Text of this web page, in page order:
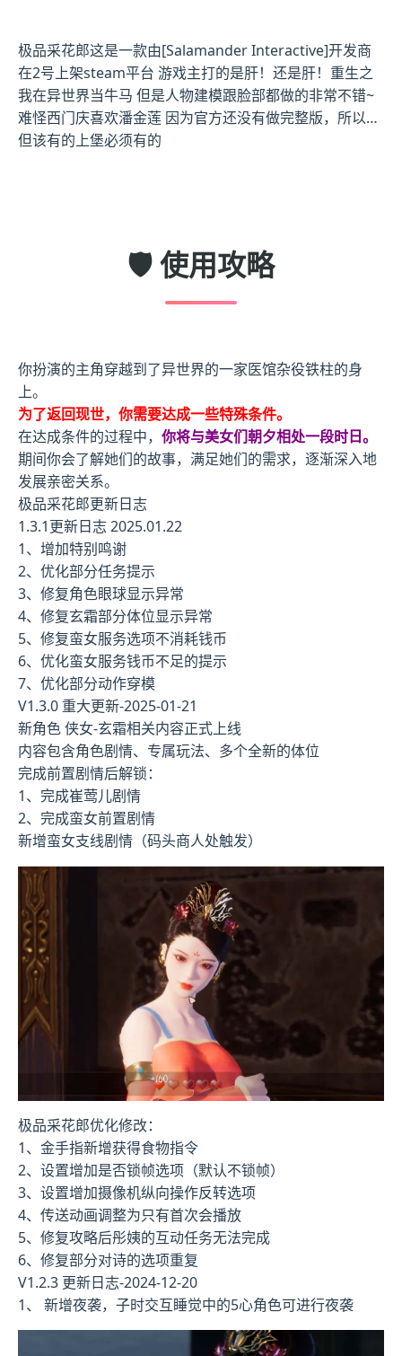
极品采花郎这是一款由[Salamander Interactive]开发商
在2号上架steam平台 游戏主打的是肝！还是肝！重生之
我在异世界当牛马 但是人物建模跟脸部都做的非常不错~
难怪西门庆喜欢潘金莲 因为官方还没有做完整版，所以…
但该有的上堡必须有的
🛡️ 使用攻略
你扮演的主角穿越到了异世界的一家医馆杂役铁柱的身
上。
为了返回现世，你需要达成一些特殊条件。
在达成条件的过程中， 你将与美女们朝夕相处一段时日。
期间你会了解她们的故事，满足她们的需求，逐渐深入地
发展亲密关系。
极品采花郎更新日志
1.3.1更新日志 2025.01.22
1、增加特别鸣谢
2、优化部分任务提示
3、修复角色眼球显示异常
4、修复玄霜部分体位显示异常
5、修复蛮女服务选项不消耗钱币
6、优化蛮女服务钱币不足的提示
7、优化部分动作穿模
V1.3.0 重大更新-2025-01-21
新角色 侠女-玄霜相关内容正式上线
内容包含角色剧情、专属玩法、多个全新的体位
完成前置剧情后解锁：
1、完成崔莺儿剧情
2、完成蛮女前置剧情
新增蛮女支线剧情（码头商人处触发）
极品采花郎优化修改：
1、金手指新增获得食物指令
2、设置增加是否锁帧选项（默认不锁帧）
3、设置增加摄像机纵向操作反转选项
4、传送动画调整为只有首次会播放
5、修复攻略后彤姨的互动任务无法完成
6、修复部分对诗的选项重复
V1.2.3 更新日志-2024-12-20
1、 新增夜袭，子时交互睡觉中的5心角色可进行夜袭